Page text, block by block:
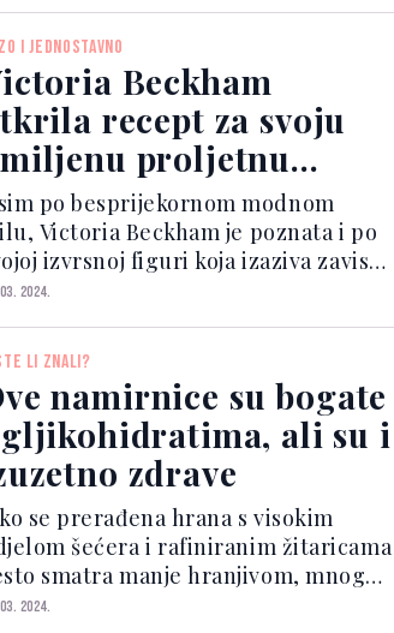
održati svoju fit liniju
zahtj...
I JEDNOSTAVNO
Beckham
recept za svoju
proljetnu
po besprijekornom modnom
Victoria Beckham je poznata i po
izvrsnoj figuri koja izaziva zavist
žena. Iako je poznato da vodi
se zdravo, svi nas zanima što
ona je...
2024.
LI ZNALI?
namirnice su bogate
ali su i
zdrave
se prerađena hrana s visokim
šećera i rafiniranim žitaricama
smatra manje hranjivom, mnoge
bogate hranjivim tvarima i
2024.